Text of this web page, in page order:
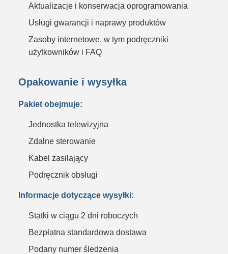
Aktualizacje i konserwacja oprogramowania
Usługi gwarancji i naprawy produktów
Zasoby internetowe, w tym podręczniki
użytkowników i FAQ
Opakowanie i wysyłka
Pakiet obejmuje:
Jednostka telewizyjna
Zdalne sterowanie
Kabel zasilający
Podręcznik obsługi
Informacje dotyczące wysyłki:
Statki w ciągu 2 dni roboczych
Bezpłatna standardowa dostawa
Podany numer śledzenia